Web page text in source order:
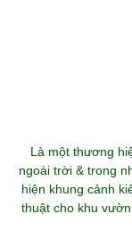
Là một thương
ngoài trời & trong
hiện khung cảnh
thuật cho khu